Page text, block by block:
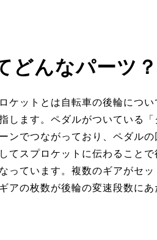
どんなパーツ？
ケットとは自転車の後輪につい
します。ペダルがついている
ンでつながっており、ペダルの
てスプロケットに伝わることで
っています。複数のギアがセッ
アの枚数が後輪の変速段数にあ